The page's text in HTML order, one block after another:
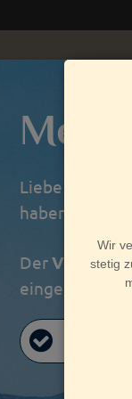
Wachstischdecke
Liebe
haben wir
DerVersand
eingegangen